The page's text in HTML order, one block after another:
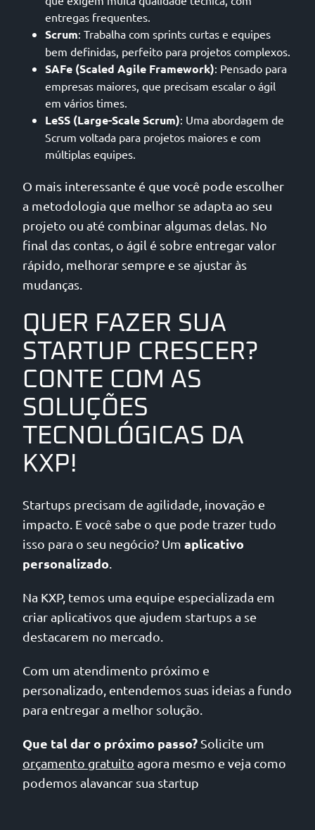
entregas frequentes.
Scrum: Trabalha com sprints curtas e equipes
bem definidas, perfeito para projetos complexos.
SAFe (Scaled Agile Framework): Pensado para
empresas maiores, que precisam escalar o ágil
em vários times.
LeSS (Large-Scale Scrum): Uma abordagem de
Scrum voltada para projetos maiores e com
múltiplas equipes.
O mais interessante é que você pode escolher
a metodologia que melhor se adapta ao seu
projeto ou até combinar algumas delas. No
final das contas, o ágil é sobre entregar valor
rápido, melhorar sempre e se ajustar às
mudanças.
QUER FAZER SUA
STARTUP CRESCER?
CONTE COM AS
SOLUÇÕES
TECNOLÓGICAS DA
KXP!
Startups precisam de agilidade, inovação e
impacto. E você sabe o que pode trazer tudo
isso para o seu negócio? Um aplicativo
personalizado
Na KXP, temos uma equipe especializada em
criar aplicativos que ajudem startups a se
destacarem no mercado.
Com um atendimento próximo e
personalizado, entendemos suas ideias a fundo
para entregar a melhor solução.
Que tal dar o próximo passo? Solicite um
orçamento gratuito agora mesmo e veja como
podemos alavancar sua startup